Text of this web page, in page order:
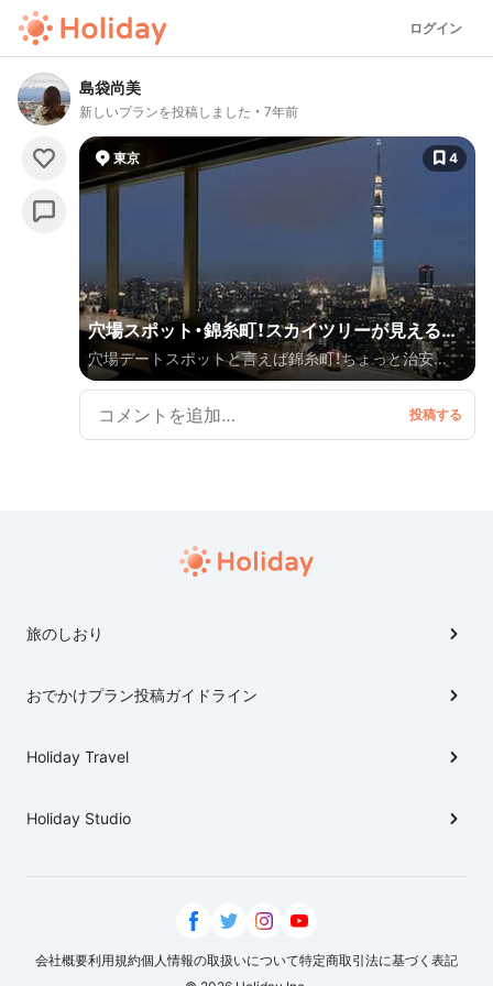
ログイン
島袋尚美
新しいプランを投稿しました 7年前
東京 4
穴場スポット・錦糸町！スカイツリーが見える飲
食店多数！映画もショッピングも散歩ができる公
園もアリ♪
穴場デートスポットと言えば錦糸町！ちょっと治安
が、、、って方もいるかも知れませんが2019年に映画館
が入った大型のパルコができたりと、とても雰囲気が良
い町になっています！ 春には桜が綺麗な錦糸公園だっ
旅のしおり
おでかけプラン投稿ガイドライン
Holiday Travel
Holiday Studio
会社概要利用規約個人情報の取扱いについて特定商取引法に基づく表記